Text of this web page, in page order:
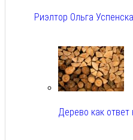
Риэлтор Ольга
Дерево как